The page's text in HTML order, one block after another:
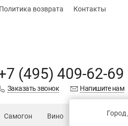
Политика возврата Контакты
(495) 409-62-69
Заказать звонок Напишите нам
Город
Самогон Вино